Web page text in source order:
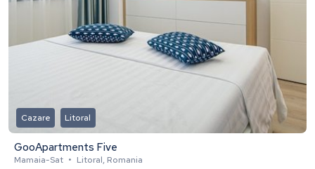
Cazare Litoral
GooApartments Five
Mamaia-Sat • Litoral, Romania